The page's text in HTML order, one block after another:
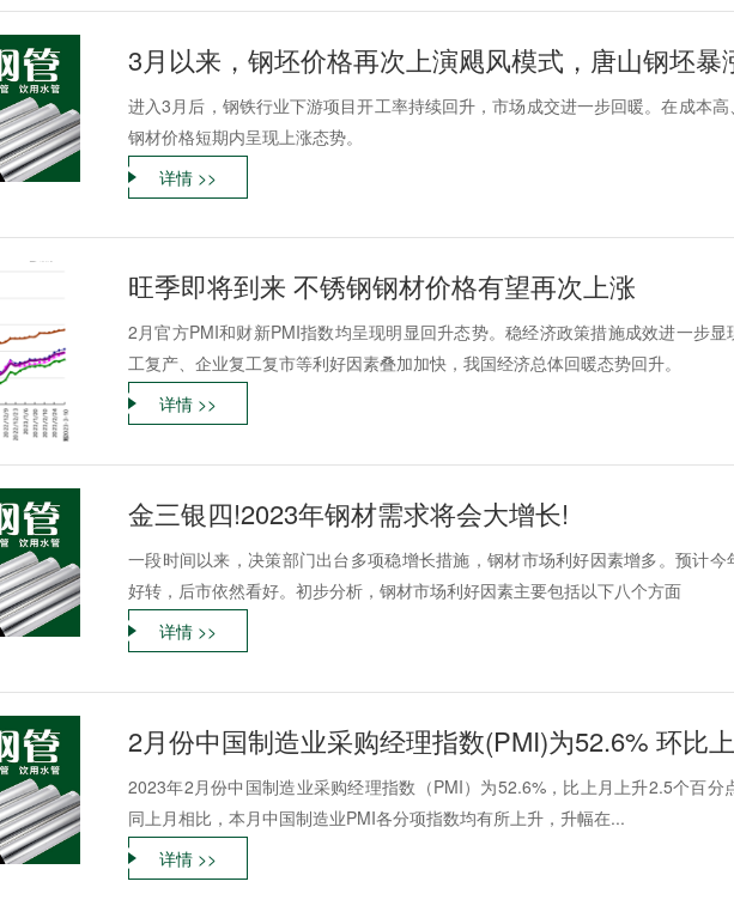
3月以来，钢坯价格再次上演飓风模式，唐山钢坯暴
进入3月后，钢铁行业下游项目开工率持续回升，市场成交进一步回暖。在成本高
钢材价格短期内呈现上涨态势。
详情 >>
旺季即将到来 不锈钢钢材价格有望再次上涨
2月官方PMI和财新PMI指数均呈现明显回升态势。稳经济政策措施成效进一步显
工复产、企业复工复市等利好因素叠加加快，我国经济总体回暖态势回升。
详情 >>
金三银四!2023年钢材需求将会大增长!
一段时间以来，决策部门出台多项稳增长措施，钢材市场利好因素增多。预计今
好转，后市依然看好。初步分析，钢材市场利好因素主要包括以下八个方面
详情 >>
2月份中国制造业采购经理指数(PMI)为52.6% 环比
2023年2月份中国制造业采购经理指数（PMI）为52.6%，比上月上升2.5个百分
同上月相比，本月中国制造业PMI各分项指数均有所上升，升幅在...
详情 >>